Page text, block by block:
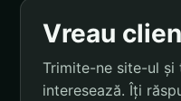
Vreau
Trimite-ne site-ul și
interesează. Îți